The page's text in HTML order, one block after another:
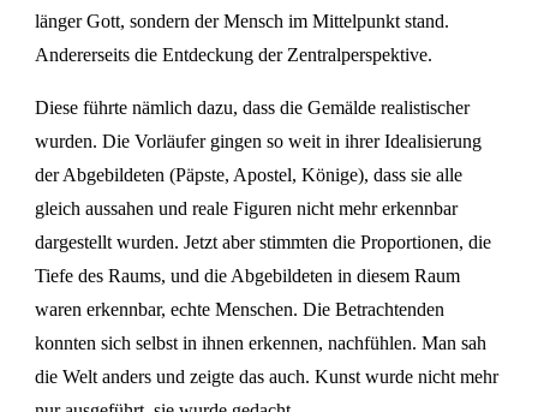
länger Gott, sondern der Mensch im Mittelpunkt stand.
Andererseits die Entdeckung der Zentralperspektive.
Diese führte nämlich dazu, dass die Gemälde realistischer
wurden. Die Vorläufer gingen so weit in ihrer Idealisierung
der Abgebildeten (Päpste, Apostel, Könige), dass sie alle
gleich aussahen und reale Figuren nicht mehr erkennbar
dargestellt wurden. Jetzt aber stimmten die Proportionen, die
Tiefe des Raums, und die Abgebildeten in diesem Raum
waren erkennbar, echte Menschen. Die Betrachtenden
konnten sich selbst in ihnen erkennen, nachfühlen. Man sah
die Welt anders und zeigte das auch. Kunst wurde nicht mehr